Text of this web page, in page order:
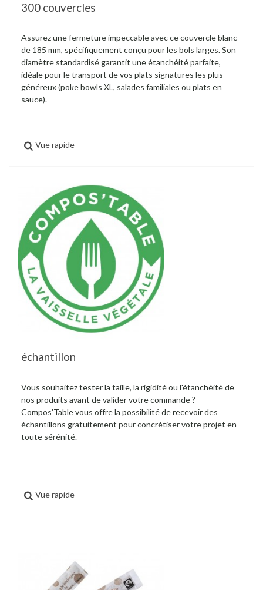
300 couvercles
Assurez une fermeture impeccable avec ce couvercle blanc
de 185 mm, spécifiquement conçu pour les bols larges. Son
diamètre standardisé garantit une étanchéité parfaite,
idéale pour le transport de vos plats signatures les plus
généreux (poke bowls XL, salades familiales ou plats en
sauce).
Vue rapide
échantillon
Vous souhaitez tester la taille, la rigidité ou l'étanchéité de
nos produits avant de valider votre commande ?
Compos'Table vous offre la possibilité de recevoir des
échantillons gratuitement pour concrétiser votre projet en
toute sérénité.
Vue rapide